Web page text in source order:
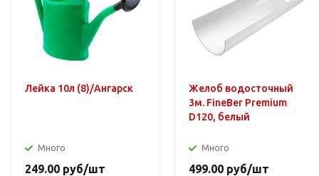
Лейка 10л (8)/Ангарск
Много
249.00 руб/шт
Желоб водосточный
3м. FineBer Premium
D120, белый
Много
499.00 руб/шт